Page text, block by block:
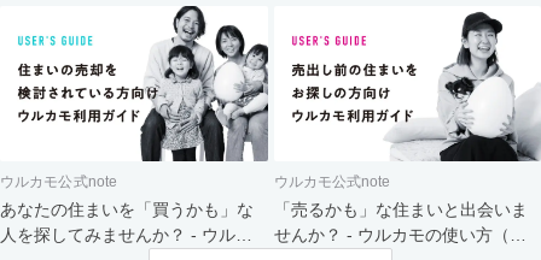
ウルカモ公式note
あなたの住まいを「買うかも」な
人を探してみませんか？ - ウルカ
ウルカモ公式note
「売るかも」な住まいと出会いま
せんか？ - ウルカモの使い方（買